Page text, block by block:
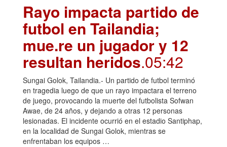
Rayo impacta partido de
futbol en Tailandia;
mue.re un jugador y 12
resultan heridos.05:42
Sungai Golok, Tailandia.- Un partido de futbol terminó
en tragedia luego de que un rayo impactara el terreno
de juego, provocando la muerte del futbolista Sofwan
Awae, de 24 años, y dejando a otras 12 personas
lesionadas. El incidente ocurrió en el estadio Santiphap,
en la localidad de Sungai Golok, mientras se
enfrentaban los equipos …